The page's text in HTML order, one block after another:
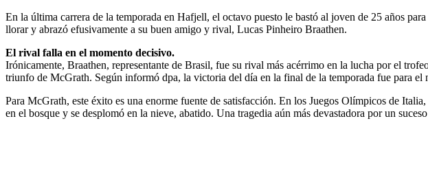
En la última carrera de la temporada en Hafjell, el octavo puesto le bastó al joven de 25 años
llorar y abrazó efusivamente a su buen amigo y rival, Lucas Pinheiro Braathen.
El rival falla en el momento decisivo.
Irónicamente, Braathen, representante de Brasil, fue su rival más acérrimo en la lucha por el
triunfo de McGrath. Según informó dpa, la victoria del día en la final de la temporada fue para
Para McGrath, este éxito es una enorme fuente de satisfacción. En los Juegos Olímpicos de
en el bosque y se desplomó en la nieve, abatido. Una tragedia aún más devastadora por un